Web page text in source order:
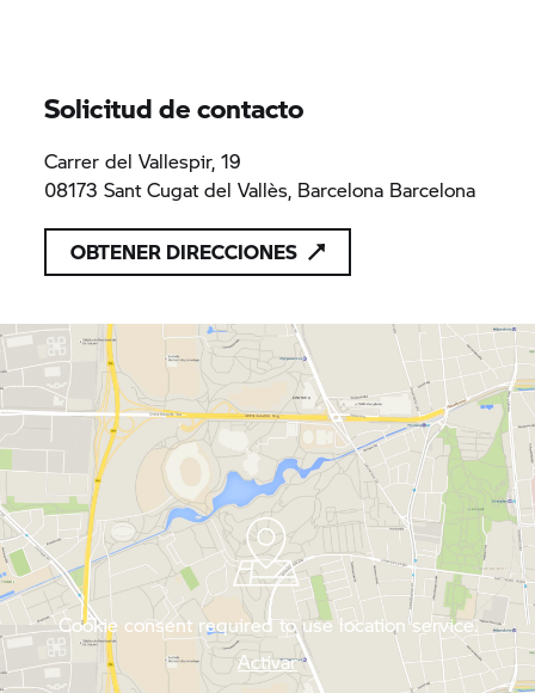
Solicitud de contacto
Carrer del Vallespir, 19
08173 Sant Cugat del Vallès, Barcelona Barcelona
OBTENER DIRECCIONES
Cookie consent required to use location service.
Activar